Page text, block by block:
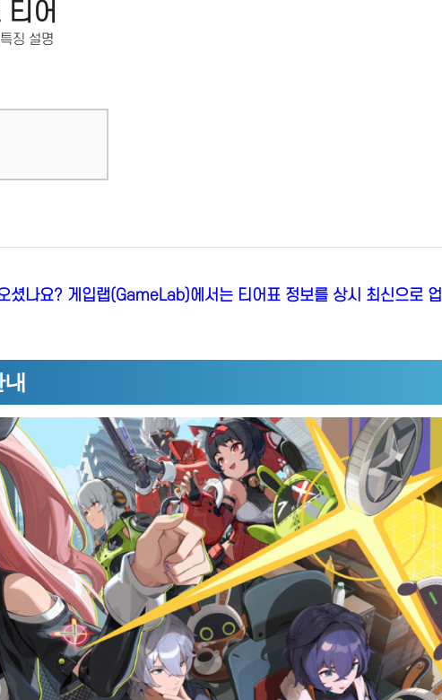
어
징 설명
셨나요? 게입랩(GameLab)에서는 티어표 정보를 상시 최신으로 업